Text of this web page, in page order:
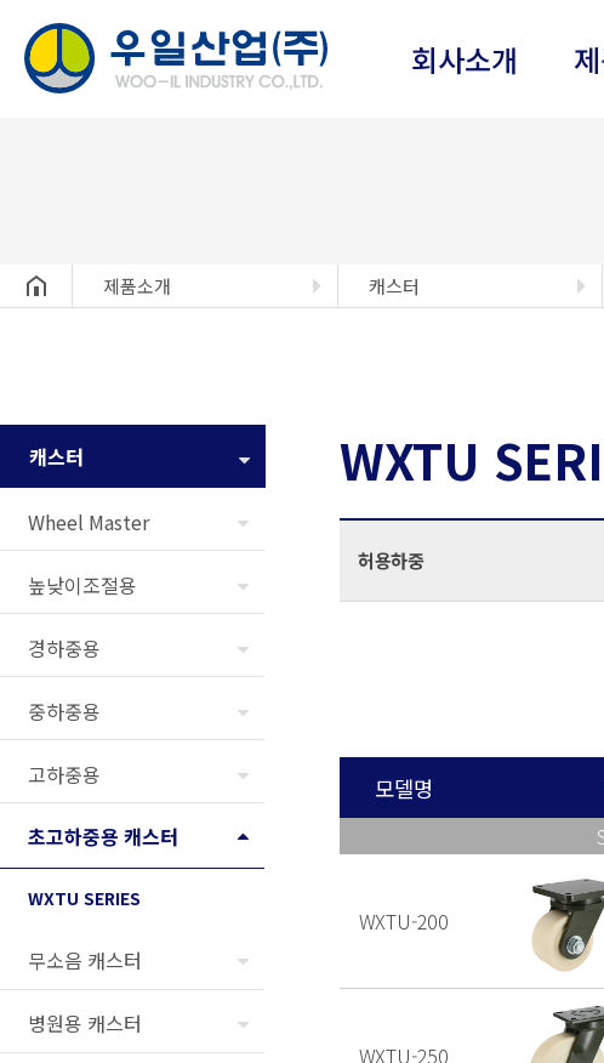
회사소개
헤더설정 제품소개 캐스터
캐스터
Wheel Master
높낮이조절용
경하중용
중하중용
고하중용
초고하중용 캐스터
WXTU SERIES
무소음 캐스터
병원용 캐스터
WXTU
허용하중
모델명
WXTU-200
WXTU-250